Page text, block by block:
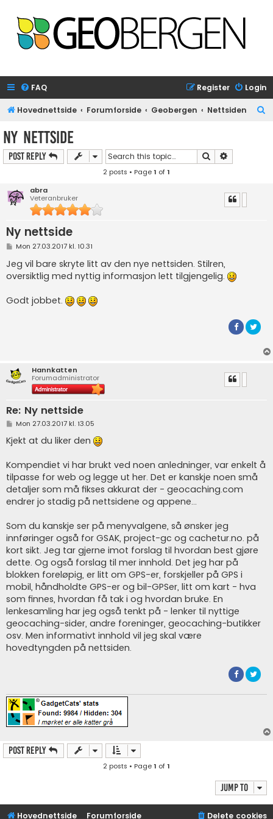
FAQ Login
Register
Hovednettside Forumforside Geobergen Nettsiden
Ny nettside
Post Reply Search
2 posts • Page1 of1
abra
Veteranbruker
Ny nettside
P
s
t
Mon 27.03.2017 kl. 10.31
Jeg vil bare skryte litt av den nye nettsiden. Stilren,
oversiktlig med nyttig informasjon lett tilgjengelig.
Godt jobbet.
Hannkatten
Forumadministrator
Re: Ny nettside
P
s
t
Mon 27.03.2017 kl. 13.05
Kjekt at du liker den
Kompendiet vi har brukt ved noen anledninger, var enkelt å
tilpasse for web og legge ut her. Det er kanskje noen små
detaljer som må fikses akkurat der - geocaching.com
endrer jo stadig på nettsidene og appene...
Som du kanskje ser på menyvalgene, så ønsker jeg
innføringer også for GSAK, project-gc og cachetur.no. på
kort sikt. Jeg tar gjerne imot forslag til hvordan best gjøre
dette. Og også forslag til mer innhold. Det jeg har på
blokken foreløpig, er litt om GPS-er, forskjeller på GPS i
mobil, håndholdte GPS-er og bil-GPSer, litt om kart - hva
som finnes, hvordan få tak i og hvordan bruke. En
lenkesamling har jeg også tenkt på - lenker til nyttige
geocaching-sider, andre foreninger, geocaching-butikker
osv. Men informativt innhold vil jeg skal være
hovedtyngden på nettsiden.
Post Reply
2 posts • Page1 of1
Jump to
Hovednettside Forumforside Delete cookies